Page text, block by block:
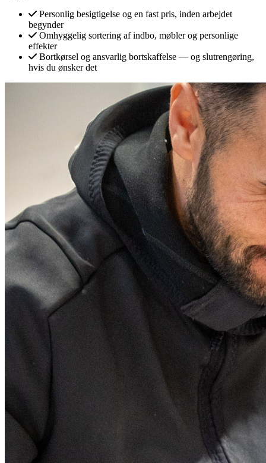
Personlig besigtigelse og en fast pris, inden arbejdet
begynder
Omhyggelig sortering af indbo, møbler og personlige
effekter
Bortkørsel og ansvarlig bortskaffelse — og slutrengøring,
hvis du ønsker det